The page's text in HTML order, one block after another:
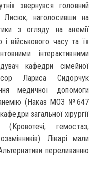
звернувся головний
наголосивши на
з огляду на анемії
військового часу та їх
інтерактивними
кафедри сімейної
Лариса Сидорчук
медичної допомоги
анемію (Наказ МОЗ №647
загальної хірургії
гемостаз,
Лікарі мали
переливанню